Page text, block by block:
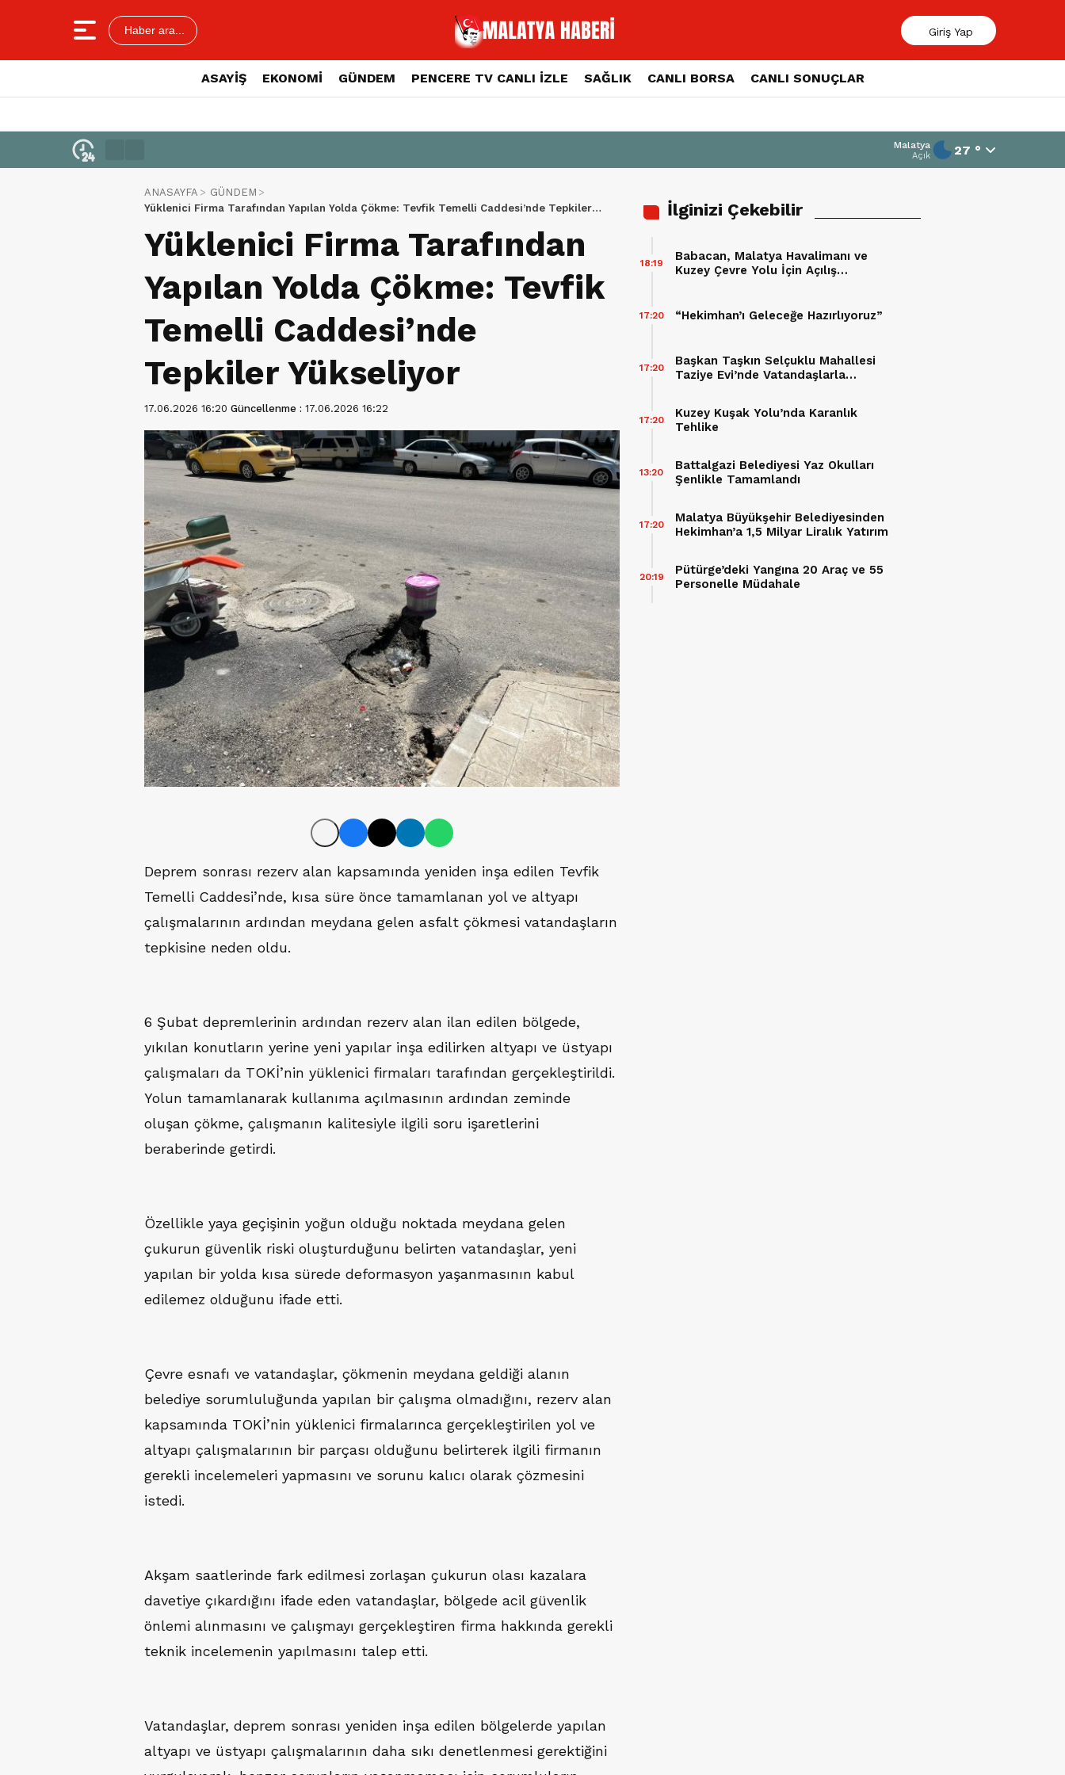
Haber ara... Giriş Yap
ASAYİŞ EKONOMİ GÜNDEM PENCERE TV CANLI İZLE SAĞLIK CANLI BORSA CANLI SONUÇLAR
Malatya
Açık 27 °
ANASAYFA
GÜNDEM
Yüklenici Firma Tarafından Yapılan Yolda Çökme: Tevfik Temelli Caddesi’nde Tepkiler
Yüklenici Firma Tarafından
Yapılan Yolda Çökme: Tevfik
Temelli Caddesi’nde
Tepkiler Yükseliyor
17.06.2026 16:20 Güncellenme : 17.06.2026 16:22
Deprem sonrası rezerv alan kapsamında yeniden inşa edilen Tevfik
Temelli Caddesi’nde, kısa süre önce tamamlanan yol ve altyapı
çalışmalarının ardından meydana gelen asfalt çökmesi vatandaşların
tepkisine neden oldu.
6 Şubat depremlerinin ardından rezerv alan ilan edilen bölgede,
yıkılan konutların yerine yeni yapılar inşa edilirken altyapı ve üstyapı
çalışmaları da TOKİ’nin yüklenici firmaları tarafından gerçekleştirildi.
Yolun tamamlanarak kullanıma açılmasının ardından zeminde
oluşan çökme, çalışmanın kalitesiyle ilgili soru işaretlerini
beraberinde getirdi.
Özellikle yaya geçişinin yoğun olduğu noktada meydana gelen
çukurun güvenlik riski oluşturduğunu belirten vatandaşlar, yeni
yapılan bir yolda kısa sürede deformasyon yaşanmasının kabul
edilemez olduğunu ifade etti.
Çevre esnafı ve vatandaşlar, çökmenin meydana geldiği alanın
belediye sorumluluğunda yapılan bir çalışma olmadığını, rezerv alan
kapsamında TOKİ’nin yüklenici firmalarınca gerçekleştirilen yol ve
altyapı çalışmalarının bir parçası olduğunu belirterek ilgili firmanın
gerekli incelemeleri yapmasını ve sorunu kalıcı olarak çözmesini
istedi.
Akşam saatlerinde fark edilmesi zorlaşan çukurun olası kazalara
davetiye çıkardığını ifade eden vatandaşlar, bölgede acil güvenlik
önlemi alınmasını ve çalışmayı gerçekleştiren firma hakkında gerekli
teknik incelemenin yapılmasını talep etti.
Vatandaşlar, deprem sonrası yeniden inşa edilen bölgelerde yapılan
altyapı ve üstyapı çalışmalarının daha sıkı denetlenmesi gerektiğini
İlginizi Çekebilir
Babacan, Malatya Havalimanı ve
Kuzey Çevre Yolu İçin Açılış
18:19
“Hekimhan’ı Geleceğe Hazırlıyoruz”
17:20
Başkan Taşkın Selçuklu Mahallesi
Taziye Evi’nde Vatandaşlarla
17:20
Kuzey Kuşak Yolu’nda Karanlık
Tehlike
17:20
Battalgazi Belediyesi Yaz Okulları
Şenlikle Tamamlandı
13:20
Malatya Büyükşehir Belediyesinden
Hekimhan’a 1,5 Milyar Liralık Yatırım
17:20
Pütürge’deki Yangına 20 Araç ve 55
Personelle Müdahale
20:19